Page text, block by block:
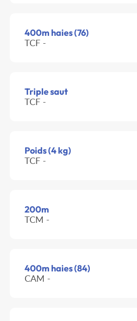
400m haies (76)
TCF -
Triple saut
TCF -
Poids (4 kg)
TCF -
200m
TCM -
400m haies (84)
CAM -